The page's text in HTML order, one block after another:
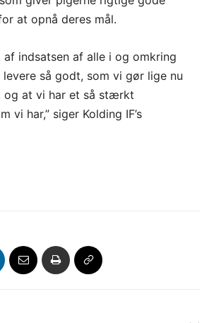
at opnå deres mål.
af indsatsen af alle i og omkring
så godt, som vi gør lige nu
og at vi har et så stærkt
vi har,” siger Kolding IF’s